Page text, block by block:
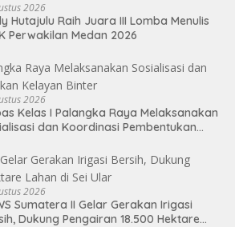
2026
Hutajulu Raih Juara III Lomba Menulis
Perwakilan Medan 2026
2026
Kelas I Palangka Raya Melaksanakan
dan Koordinasi Pembentukan
2026
Sumatera II Gelar Gerakan Irigasi
Dukung Pengairan 18.500 Hektare